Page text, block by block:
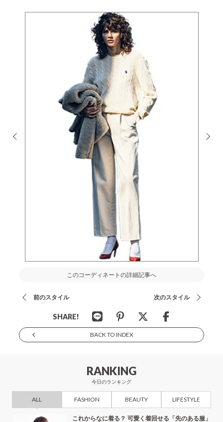
このコーディネートの詳細記事へ
前のスタイル 次のスタイル
SHARE!
BACK TO INDEX
RANKING
今日のランキング
ALL FASHION BEAUTY LIFESTYLE
これからなに着る？ 可愛く着回せる「先のある服」